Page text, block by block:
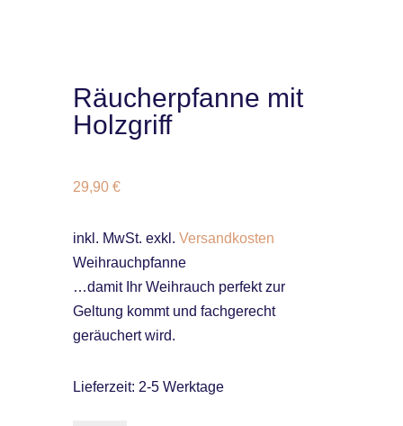
Räucherpfanne mit
Holzgriff
29,90 €
inkl. MwSt. exkl. Versandkosten
Weihrauchpfanne
…damit Ihr Weihrauch perfekt zur
Geltung kommt und fachgerecht
geräuchert wird.
Lieferzeit: 2-5 Werktage